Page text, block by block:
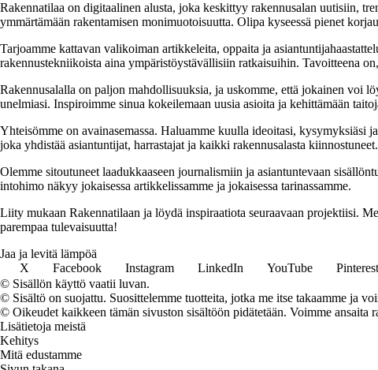
Rakennatilaa on digitaalinen alusta, joka keskittyy rakennusalan uutisiin,
ymmärtämään rakentamisen monimuotoisuutta. Olipa kyseessä pienet
Tarjoamme kattavan valikoiman artikkeleita, oppaita ja
rakennustekniikoista aina ympäristöystävällisiin ratkaisuihin. Tavoitteena
Rakennusalalla on paljon mahdollisuuksia, ja uskomme, että jokainen voi
unelmiasi. Inspiroimme sinua kokeilemaan uusia asioita ja kehittämään
Yhteisömme on avainasemassa. Haluamme kuulla ideoitasi, kysymyksiäsi
joka yhdistää asiantuntijat, harrastajat ja kaikki rakennusalasta kiinnostuneet.
Olemme sitoutuneet laadukkaaseen journalismiin ja asiantuntevaan
intohimo näkyy jokaisessa artikkelissamme ja jokaisessa tarinassamme.
Liity mukaan Rakennatilaan ja löydä inspiraatiota seuraavaan projektiisi.
parempaa tulevaisuutta!
Jaa ja levitä lämpöä
X
Facebook Instagram LinkedIn YouTube Pinterest
© Sisällön käyttö vaatii luvan.
© Sisältö on suojattu. Suosittelemme tuotteita, jotka me itse takaamme ja
© Oikeudet kaikkeen tämän sivuston sisältöön pidätetään. Voimme
Lisätietoja meistä
Kehitys
Mitä edustamme